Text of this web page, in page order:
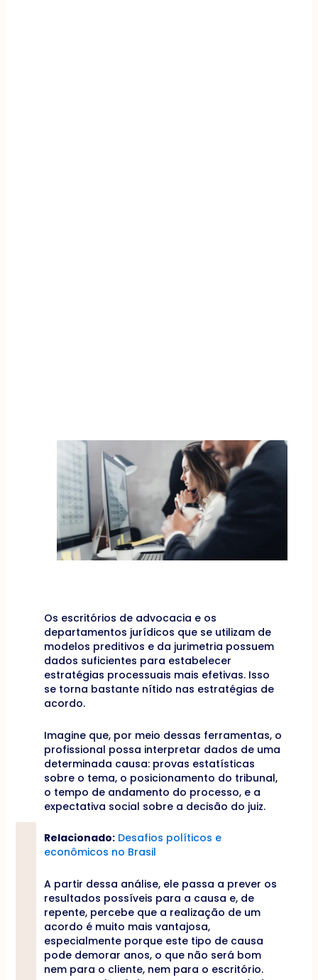
Os escritórios de advocacia e os
departamentos jurídicos que se utilizam de
modelos preditivos e da jurimetria possuem
dados suficientes para estabelecer
estratégias processuais mais efetivas. Isso
se torna bastante nítido nas estratégias de
acordo.
Imagine que, por meio dessas ferramentas, o
profissional possa interpretar dados de uma
determinada causa: provas estatísticas
sobre o tema, o posicionamento do tribunal,
o tempo de andamento do processo, e a
expectativa social sobre a decisão do juiz.
Relacionado: Desafios políticos e
econômicos no Brasil
A partir dessa análise, ele passa a prever os
resultados possíveis para a causa e, de
repente, percebe que a realização de um
acordo é muito mais vantajosa,
especialmente porque este tipo de causa
pode demorar anos, o que não será bom
nem para o cliente, nem para o escritório.